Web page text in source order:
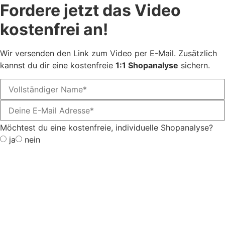
Fordere jetzt das Video
kostenfrei an!
Wir versenden den Link zum Video per E-Mail. Zusätzlich
kannst du dir eine kostenfreie 1:1 Shopanalyse sichern.
Möchtest du eine kostenfreie, individuelle Shopanalyse?
ja
nein